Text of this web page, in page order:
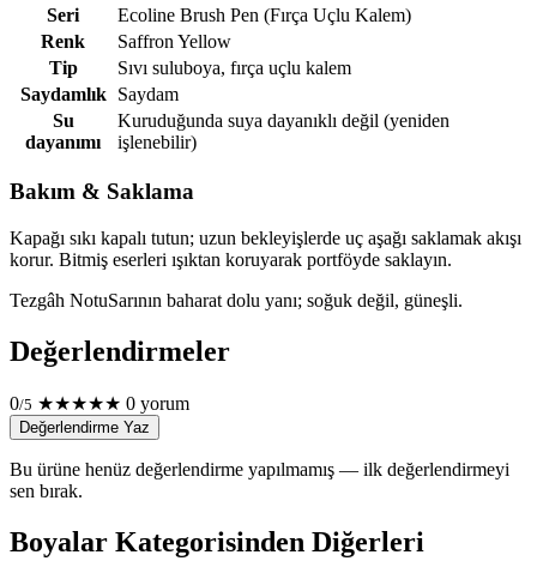
Seri
Ecoline Brush Pen (Fırça Uçlu Kalem)
Renk
Saffron Yellow
Tip
Sıvı suluboya, fırça uçlu kalem
Saydamlık
Saydam
Su
dayanımı
Kuruduğunda suya dayanıklı değil (yeniden
işlenebilir)
Bakım & Saklama
Kapağı sıkı kapalı tutun; uzun bekleyişlerde uç aşağı saklamak akışı
korur. Bitmiş eserleri ışıktan koruyarak portföyde saklayın.
Tezgâh NotuSarının baharat dolu yanı; soğuk değil, güneşli.
Değerlendirmeler
0/5 ★★★★★ 0 yorum
Değerlendirme Yaz
Bu ürüne henüz değerlendirme yapılmamış — ilk değerlendirmeyi
sen bırak.
Boyalar Kategorisinden Diğerleri